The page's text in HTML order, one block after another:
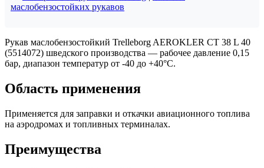
маслобензостойких рукавов
Рукав маслобензостойкий Trelleborg AEROKLER CT 38 L 40
(5514072) шведского производства — рабочее давление 0,15
бар, диапазон температур от -40 до +40°C.
Область применения
Применяется для заправки и откачки авиационного топлива
на аэродромах и топливных терминалах.
Преимущества